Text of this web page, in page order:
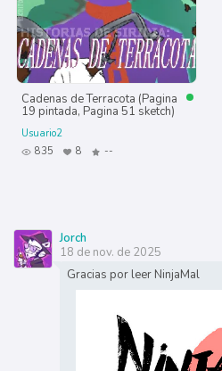
Cadenas de Terracota (Pagina
19 pintada, Pagina 51 sketch)
Usuario2
835
8 --
Jorch
18 de nov. de 2025
Gracias por leer NinjaMal